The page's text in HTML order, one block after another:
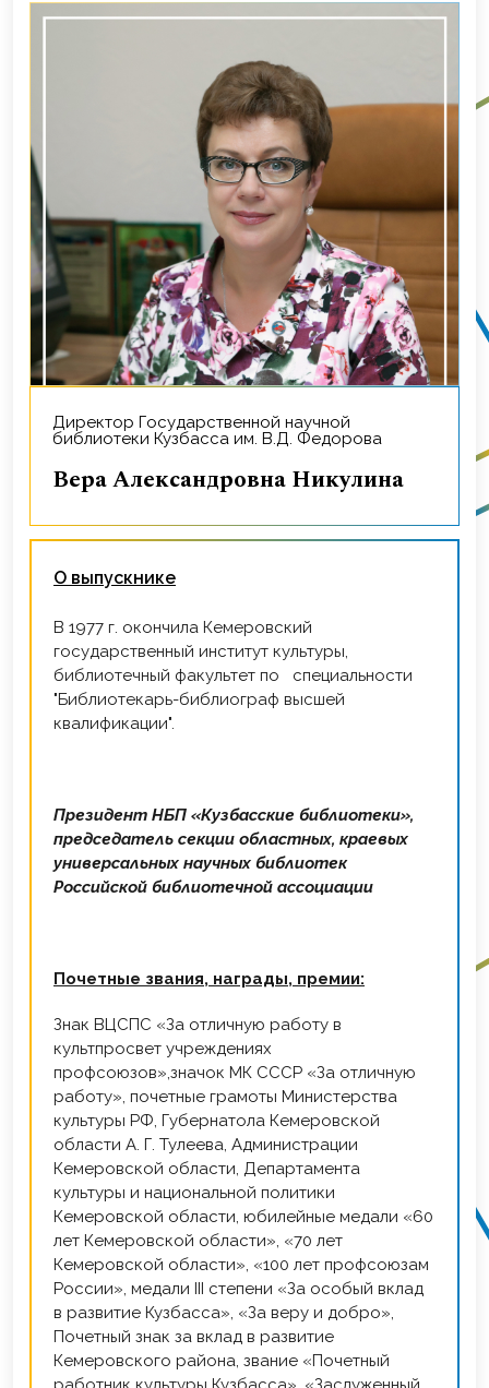
Директор Государственной научной
библиотеки Кузбасса им. В.Д. Федорова
Вера Александровна Никулина
О выпускнике
В 1977 г. окончила Кемеровский
государственный институт культуры,
библиотечный факультет по специальности
"Библиотекарь-библиограф высшей
квалификации".
Президент НБП «Кузбасские библиотеки»,
председатель секции областных, краевых
универсальных научных библиотек
Российской библиотечной ассоциации
Почетные звания, награды, премии:
Знак ВЦСПС «За отличную работу в
культпросвет учреждениях
профсоюзов»,значок МК СССР «За отличную
работу», почетные грамоты Министерства
культуры РФ, Губернатола Кемеровской
области А. Г. Тулеева, Администрации
Кемеровской области, Департамента
культуры и национальной политики
Кемеровской области, юбилейные медали «60
лет Кемеровской области», «70 лет
Кемеровской области», «100 лет профсоюзам
России», медали III степени «За особый вклад
в развитие Кузбасса», «За веру и добро»,
Почетный знак за вклад в развитие
Кемеровского района, звание «Почетный